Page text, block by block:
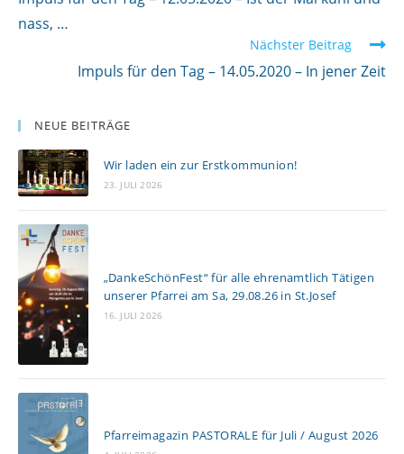
i
l
e
s
e
n
nass, …
Nächster Beitrag
Impuls für den Tag – 14.05.2020 – In jener Zeit
NEUE BEITRÄGE
Wir laden ein zur Erstkommunion!
23. JULI 2026
„DankeSchönFest“ für alle ehrenamtlich Tätigen
unserer Pfarrei am Sa, 29.08.26 in St.Josef
16. JULI 2026
Pfarreimagazin PASTORALE für Juli / August 2026